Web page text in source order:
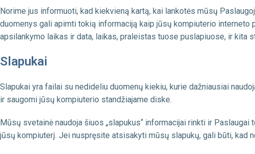
D3
Norime jus informuoti, kad kiekvieną kartą, kai lankotės mūsų
duomenys gali apimti tokią informaciją kaip jūsų kompiuterio
apsilankymo laikas ir data, laikas, praleistas tuose puslapiuose, ir kita
Slapukai
Slapukai yra failai su nedideliu duomenų kiekiu, kurie dažniausiai
ir saugomi jūsų kompiuterio standžiajame diske.
Mūsų svetainė naudoja šiuos „slapukus“ informacijai rinkti ir
jūsų kompiuterį. Jei nuspręsite atsisakyti mūsų slapukų, gali būti, kad